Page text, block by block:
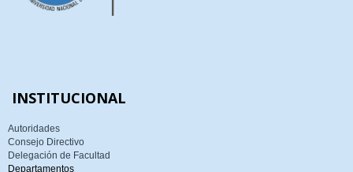
INSTITUCIONAL
Autoridades
Consejo Directivo
Delegación de Facultad
Departamentos